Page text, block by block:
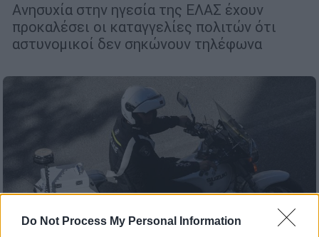
Do Not Process My Personal Information
Ανησυχία στην ηγεσία της ΕΛΑΣ έχουν
προκαλέσει οι καταγγελίες πολιτών ότι
αστυνομικοί δεν σηκώνουν τηλέφωνα